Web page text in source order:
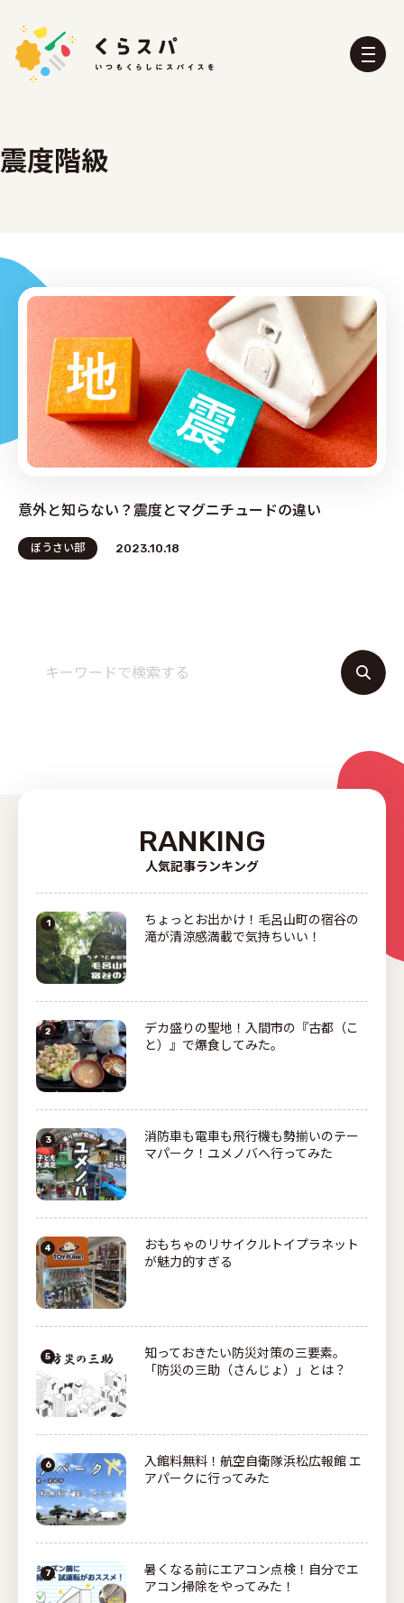
ぼうさい部
震度階級
意外と知らない？震度とマグニチュードの違い
ぼうさい部 2023.10.18
RANKING
人気記事ランキング
ちょっとお出かけ！毛呂山町の宿谷の
滝が清涼感満載で気持ちいい！
デカ盛りの聖地！入間市の『古都（こ
と）』で爆食してみた。
消防車も電車も飛行機も勢揃いのテー
マパーク！ユメノバへ行ってみた
おもちゃのリサイクルトイプラネット
が魅力的すぎる
知っておきたい防災対策の三要素。
「防災の三助（さんじょ）」とは？
入館料無料！航空自衛隊浜松広報館 エ
アパークに行ってみた
暑くなる前にエアコン点検！自分でエ
アコン掃除をやってみた！